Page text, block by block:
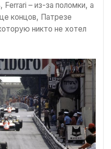
Ferrari – из-за поломки, а
концов, Патрезе
никто не хотел